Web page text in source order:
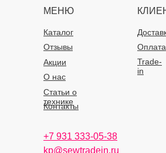
МЕНЮ
Каталог
О нас
Статьи о
технике
Оплата
Отзывы
Акции
Контакты
Trade-
in
+7 931 333-05-38
kp@sewtradein.ru